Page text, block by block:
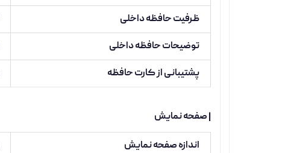
ظرفیت حافظه داخلی
توضیحات حافظه داخلی
پشتیبانی از کارت حافظه
| صفحه نمایش
اندازه صفحه نمایش